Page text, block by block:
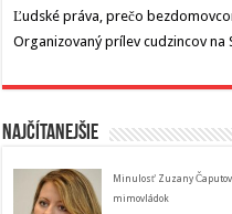
Ľudské práva, prečo
Organizovaný prílev cudzincov na
Najčítanejšie
Minulosť Zuzany
mimovládok